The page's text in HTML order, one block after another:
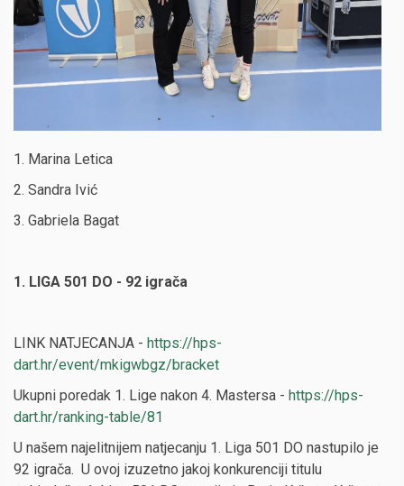
1. Marina Letica
2. Sandra Ivić
3. Gabriela Bagat
1. LIGA 501 DO - 92 igrača
LINK NATJECANJA - https://hps-
dart.hr/event/mkigwbgz/bracket
Ukupni poredak 1. Lige nakon 4. Mastersa - https://hps-
dart.hr/ranking-table/81
U našem najelitnijem natjecanju 1. Liga 501 DO nastupilo je
92 igrača. U ovoj izuzetno jakoj konkurenciji titulu